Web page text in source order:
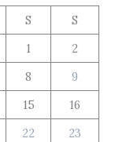
S
S
1
2
8
9
15
16
22
23